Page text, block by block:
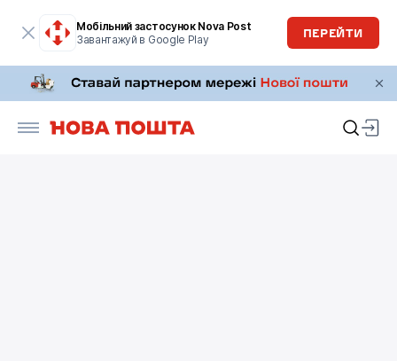
Мобільний застосунок Nova Post
Завантажуй в Google Play
ПЕРЕЙТИ